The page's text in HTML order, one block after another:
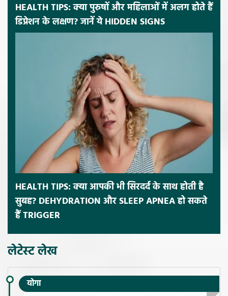
HEALTH TIPS: क्या पुरुषों और महिलाओं में अलग होते हैं
डिप्रेशन के लक्षण? जानें ये HIDDEN SIGNS
HEALTH TIPS: क्या आपकी भी सिरदर्द के साथ होती है
सुबह? DEHYDRATION और SLEEP APNEA हो सकते
हैं TRIGGER
लेटेस्ट लेख
योगा